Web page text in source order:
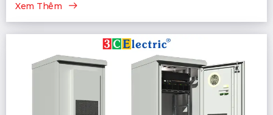
Xem Thêm